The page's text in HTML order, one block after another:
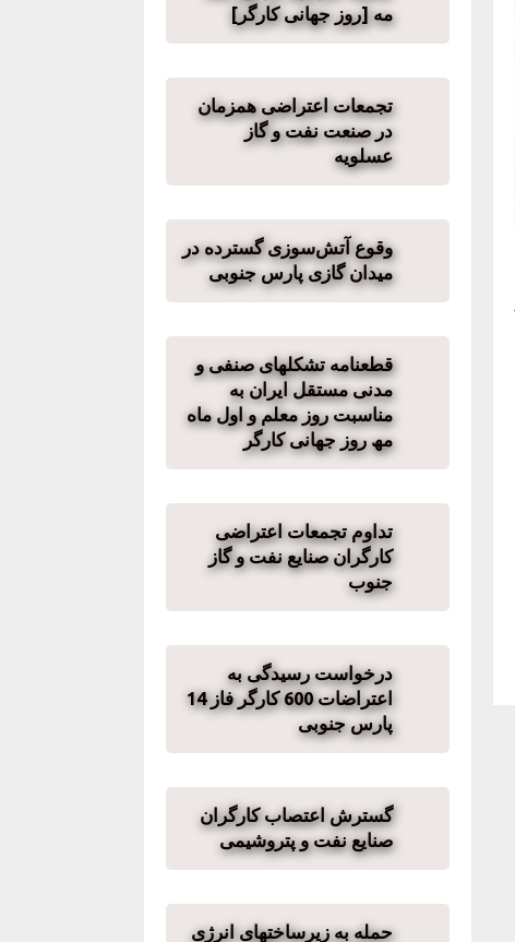
مه [روز جهانی کارگر]
تجمعات اعتراضی همزمان
در صنعت نفت و گاز
عسلویه
وقوع آتش‌سوزی گسترده در
میدان گازی پارس جنوبی
قطعنامه تشکلھای صنفی و
مدنی مستقل ایران به
مناسبت روز معلم و اول ماه
مھ روز جھانی کارگر
تداوم تجمعات اعتراضی
کارگران صنایع نفت و گاز
جنوب
درخواست رسیدگی به
اعتراضات 600 کارگر فاز 14
پارس جنوبی
گسترش اعتصاب کارگران
صنایع نفت و پتروشیمی
حمله به زیرساختهای انرژی